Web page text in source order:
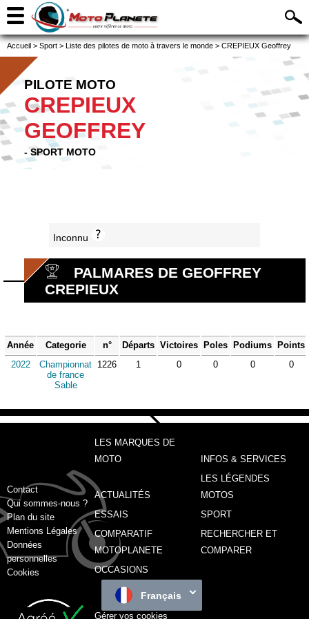
Accueil > Sport > Liste des pilotes de moto à travers le monde > CREPIEUX Geoffrey
PILOTE MOTO
CREPIEUX
GEOFFREY
- SPORT MOTO
Inconnu
PALMARES DE GEOFFREY
CREPIEUX
Année Categorie n° Départs Victoires Poles Podiums
Points
2022
Championnat
de france
Sable
1226 1 0 0 0 0
Contact
Qui sommes-nous ?
Plan du site
Mentions Légales
Données
personnelles
Cookies
LES MARQUES DE
MOTO
INFOS & SERVICES
ACTUALITÉS
LES LÉGENDES
MOTOS
ESSAIS
SPORT
COMPARATIF
MOTOPLANETE
RECHERCHER ET
COMPARER
OCCASIONS
Français
Gérer vos cookies